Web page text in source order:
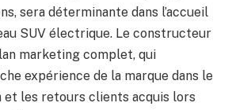
sera déterminante dans l’accueil
SUV électrique. Le constructeur
marketing complet, qui
expérience de la marque dans le
et les retours clients acquis lors